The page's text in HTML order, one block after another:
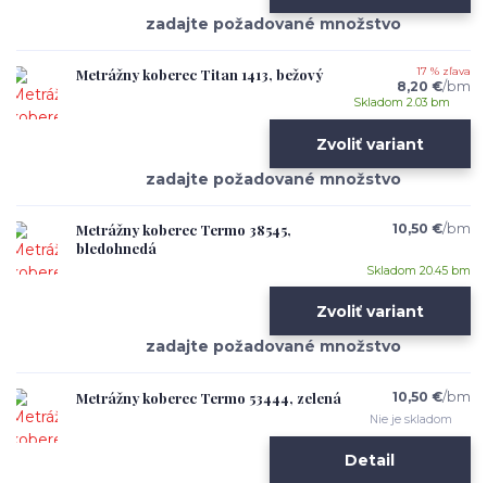
Metrážny koberec Titan 1413, bežový 17 % zľava
8,20 €/bm
Skladom 2.03 bm
Zvoliť variant
Metrážny koberec Termo 38545,
bledohnedá
10,50 €/bm
Skladom 20.45 bm
Zvoliť variant
Metrážny koberec Termo 53444, zelená 10,50 €/bm
Nie je skladom
Detail